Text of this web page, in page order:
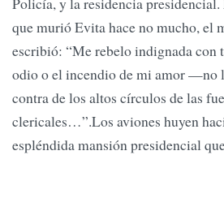
que murió Evita hace no mucho, el
escribió: “Me rebelo indignada con
odio o el incendio de mi amor —no
contra de los altos círculos de las
clericales…”.Los aviones huyen
espléndida mansión presidencial